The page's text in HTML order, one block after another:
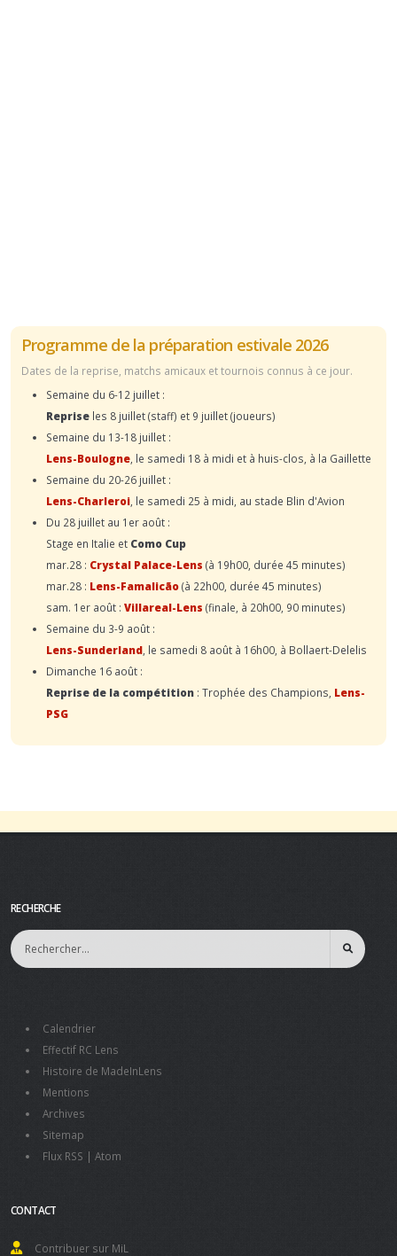
Programme de la préparation estivale 2026
Dates de la reprise, matchs amicaux et tournois connus à ce jour.
Semaine du 6-12 juillet :
Reprise les 8 juillet (staff) et 9 juillet (joueurs)
Semaine du 13-18 juillet :
Lens-Boulogne , le samedi 18 à midi et à huis-clos, à la Gaillette
Semaine du 20-26 juillet :
Lens-Charleroi , le samedi 25 à midi, au stade Blin d'Avion
Du 28 juillet au 1er août :
Stage en Italie et Como Cup
mar.28 : Crystal Palace-Lens (à 19h00, durée 45 minutes)
mar.28 : Lens-Famalicão(à 22h00, durée 45 minutes)
sam. 1er août : Villareal-Lens (finale, à 20h00, 90 minutes)
Semaine du 3-9 août :
Lens-Sunderland , le samedi 8 août à 16h00, à Bollaert-Delelis
Dimanche 16 août :
Reprise de la compétition : Trophée des Champions, Lens-
PSG
RECHERCHE
Calendrier
Effectif RC Lens
Histoire de MadeInLens
Mentions
Archives
Sitemap
Flux RSS | Atom
CONTACT
Contribuer sur MiL